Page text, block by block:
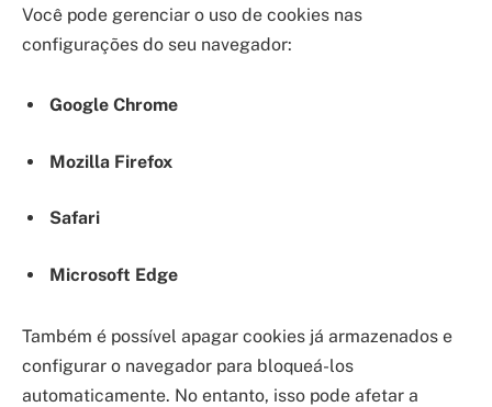
Você pode gerenciar o uso de cookies nas
configurações do seu navegador:
Google Chrome
Mozilla Firefox
Safari
Microsoft Edge
Também é possível apagar cookies já armazenados e
configurar o navegador para bloqueá-los
automaticamente. No entanto, isso pode afetar a